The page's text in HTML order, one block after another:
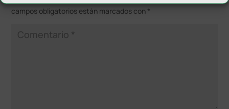
campos obligatorios están marcados con *